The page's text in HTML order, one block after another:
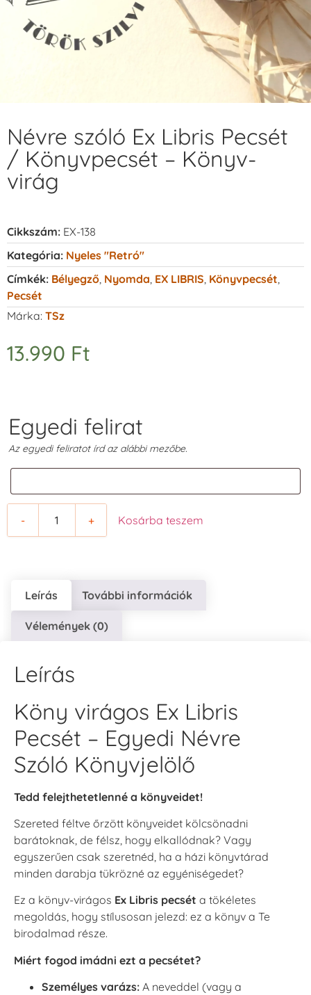
Névre szóló Ex Libris Pecsét
/ Könyvpecsét – Könyv-
virág
Cikkszám: EX-138
Kategória: Nyeles "retró"
Címkék: Bélyegző Nyomda EX LIBRIS Könyvpecsét
Pecsét
Márka: TSz
13.990 Ft
Egyedi felirat
Az egyedi feliratot írd az alábbi mezőbe.
- + Kosárba teszem
Leírás További információk
Vélemények (0)
Leírás
Köny virágos Ex Libris
Pecsét – Egyedi Névre
Szóló Könyvjelölő
Tedd felejthetetlenné a könyveidet!
Szereted féltve őrzött könyveidet kölcsönadni
barátoknak, de félsz, hogy elkallódnak? Vagy
egyszerűen csak szeretnéd, ha a házi könyvtárad
minden darabja tükrözné az egyéniségedet?
Ez a könyv-virágos Ex Libris pecsét a tökéletes
megoldás, hogy stílusosan jelezd: ez a könyv a Te
birodalmad része.
Miért fogod imádni ezt a pecsétet?
Személyes varázs: A neveddel (vagy a